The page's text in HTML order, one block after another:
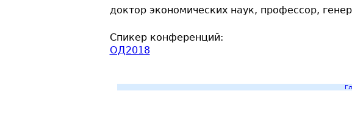
доктор экономических наук, профессор,
Спикер конференций:
ОД2018